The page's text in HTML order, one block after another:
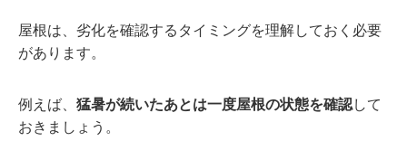
屋根は、劣化を確認するタイミングを理解しておく必要
があります。
例えば、 猛暑が続いたあとは一度屋根の状態を確認して
おきましょう。